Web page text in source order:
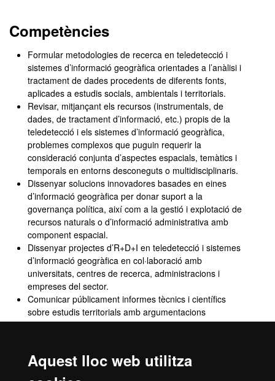
Aquest lloc web utilitza
Competències
Formular metodologies de recerca en teledetecció i
sistemes d’informació geogràfica orientades a l’anàlisi i
tractament de dades procedents de diferents fonts,
aplicades a estudis socials, ambientals i territorials.
Revisar, mitjançant els recursos (instrumentals, de
dades, de tractament d’informació, etc.) propis de la
teledetecció i els sistemes d’informació geogràfica,
problemes complexos que puguin requerir la
consideració conjunta d’aspectes espacials, temàtics i
temporals en entorns desconeguts o multidisciplinaris.
Dissenyar solucions innovadores basades en eines
d’informació geogràfica per donar suport a la
governança política, així com a la gestió i explotació de
recursos naturals o d’informació administrativa amb
component espacial.
Dissenyar projectes d’R+D+I en teledetecció i sistemes
d’informació geogràfica en col·laboració amb
universitats, centres de recerca, administracions i
empreses del sector.
Comunicar públicament informes tècnics i científics
sobre estudis territorials amb argumentacions
fonamentades i adaptades tant a públics especialitzats
acadèmiques o professionals en l’àmbit dels sistemes
d’informació geogràfica i la teledetecció.